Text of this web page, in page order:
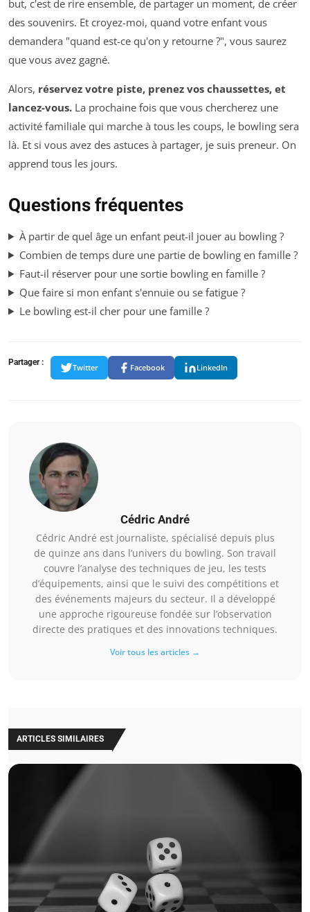
but, c'est de rire ensemble, de partager un moment, de créer
des souvenirs. Et croyez-moi, quand votre enfant vous
demandera "quand est-ce qu'on y retourne ?", vous saurez
que vous avez gagné.
Alors, réservez votre piste, prenez vos chaussettes, et
lancez-vous. La prochaine fois que vous chercherez une
activité familiale qui marche à tous les coups, le bowling sera
là. Et si vous avez des astuces à partager, je suis preneur. On
apprend tous les jours.
Questions fréquentes
À partir de quel âge un enfant peut-il jouer au bowling ?
Combien de temps dure une partie de bowling en famille ?
Faut-il réserver pour une sortie bowling en famille ?
Que faire si mon enfant s'ennuie ou se fatigue ?
Le bowling est-il cher pour une famille ?
Partager :
Twitter Facebook LinkedIn
Cédric André
Cédric André est journaliste, spécialisé depuis plus
de quinze ans dans l’univers du bowling. Son travail
couvre l’analyse des techniques de jeu, les tests
d’équipements, ainsi que le suivi des compétitions et
des événements majeurs du secteur. Il a développé
une approche rigoureuse fondée sur l’observation
directe des pratiques et des innovations techniques.
Voir tous les articles →
ARTICLES SIMILAIRES